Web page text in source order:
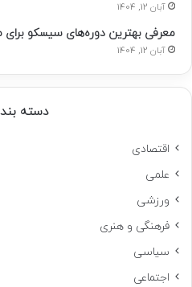
آبان 12, 1404
معرفی بهترین دوره‌های سیسکو برای
آبان 12, 1404
دسته
اقتصادی
علمی
ورزشی
فرهنگی و هنری
سیاسی
اجتماعی